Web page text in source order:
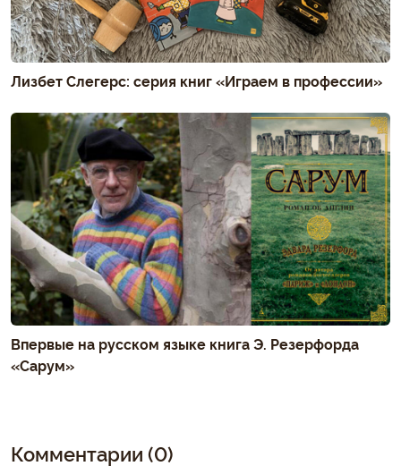
Лизбет Слегерс: серия книг «Играем в профессии»
Впервые на русском языке книга Э. Резерфорда
«Сарум»
Комментарии (0)